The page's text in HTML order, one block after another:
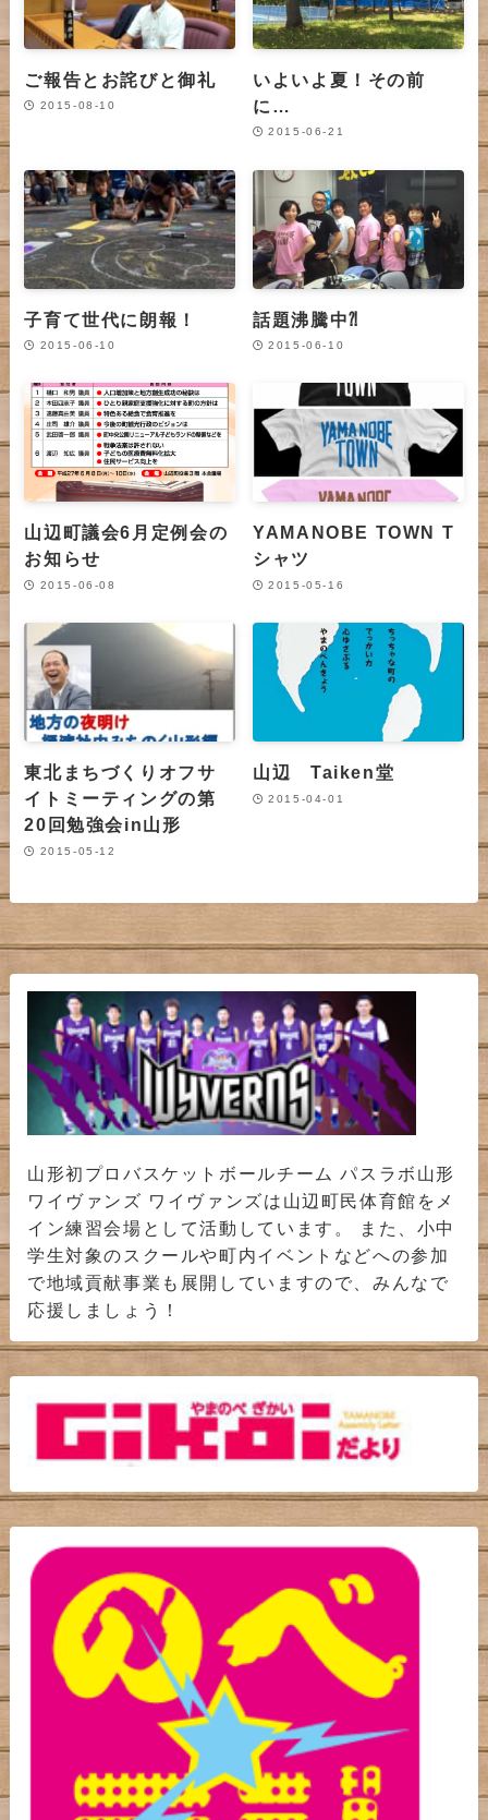
ご報告とお詫びと御礼
2015-08-10
いよいよ夏！その前
に…
2015-06-21
子育て世代に朗報！
2015-06-10
話題沸騰中⁈
2015-06-10
山辺町議会6月定例会の
お知らせ
2015-06-08
YAMANOBE TOWN T
シャツ
2015-05-16
東北まちづくりオフサ
イトミーティングの第
20回勉強会in山形
2015-05-12
山辺 Taiken堂
2015-04-01
山形初プロバスケットボールチーム パスラボ山形
ワイヴァンズ ワイヴァンズは山辺町民体育館をメ
イン練習会場として活動しています。 また、小中
学生対象のスクールや町内イベントなどへの参加
で地域貢献事業も展開していますので、みんなで
応援しましょう！